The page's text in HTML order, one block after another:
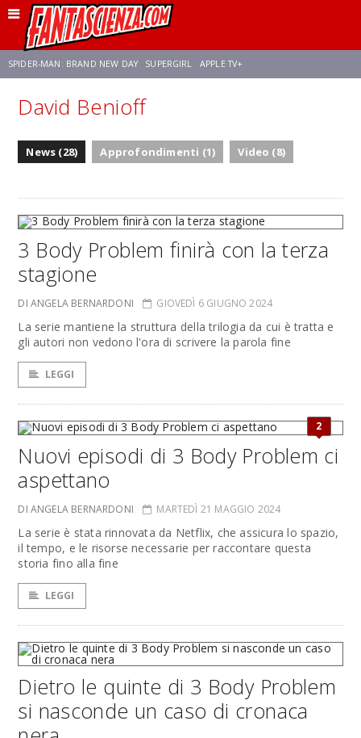
SPIDER-MAN: BRAND NEW DAY SUPERGIRL APPLE TV+
FRANCO RICCIARDIELLO ZENDAYA
David Benioff
News (28) Approfondimenti (1) Video (8)
3 Body Problem finirà con la terza
stagione
DI ANGELA BERNARDONI GIOVEDÌ 6 GIUGNO 2024
La serie mantiene la struttura della trilogia da cui è tratta e
gli autori non vedono l'ora di scrivere la parola fine
LEGGI
2
Nuovi episodi di 3 Body Problem ci
aspettano
DI ANGELA BERNARDONI MARTEDÌ 21 MAGGIO 2024
La serie è stata rinnovata da Netflix, che assicura lo spazio,
il tempo, e le risorse necessarie per raccontare questa
storia fino alla fine
LEGGI
Dietro le quinte di 3 Body Problem
si nasconde un caso di cronaca